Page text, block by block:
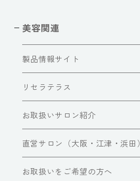
美容関連
製品情報サイト
リセラテラス
お取扱いサロン紹介
直営サロン（大阪・江津・浜田）
お取扱いをご希望の方へ